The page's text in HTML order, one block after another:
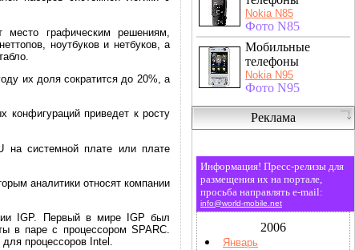
место графическим решениям,
ноутбуков и нетбуков, а
их доля сократится до 20%, а
конфигураций приведет к росту
на системной плате или плате
аналитики относят компании
IGP. Первый в мире IGP был
в паре с процессором SPARC.
процессоров Intel.
Nokia N85
Фото N85
Мобильные
телефоны
Nokia N95
Фото N95
Реклама
Информация! Пресс-релизы для
размещения их на портале,
просьба направлять e-mail:
info@world-mobile.net
2006
Январь